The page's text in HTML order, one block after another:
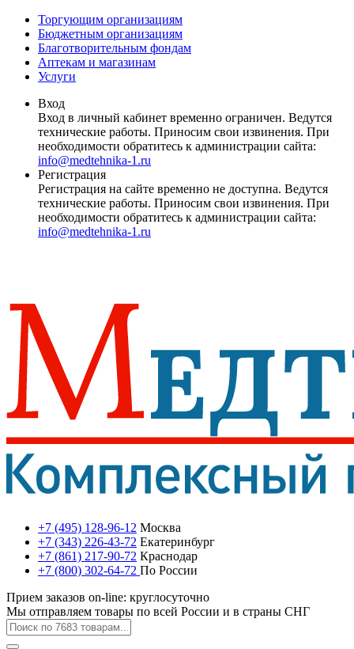
Торгующим организациям
Бюджетным организациям
Благотворительным фондам
Аптекам и магазинам
Услуги
Вход
Вход в личный кабинет временно ограничен. Ведутся
технические работы. Приносим свои извинения. При
необходимости обратитесь к администрации сайта:
info@medtehnika-1.ru
Регистрация
Регистрация на сайте временно не доступна. Ведутся
технические работы. Приносим свои извинения. При
необходимости обратитесь к администрации сайта:
info@medtehnika-1.ru
+7 (495) 128-96-12 Москва
+7 (343) 226-43-72 Екатеринбург
+7 (861) 217-90-72 Краснодар
+7 (800) 302-64-72 По России
Прием заказов on-line: круглосуточно
Мы отправляем товары по всей России и в страны СНГ